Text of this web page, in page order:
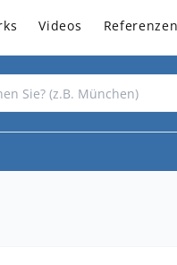
Videos Referenzen